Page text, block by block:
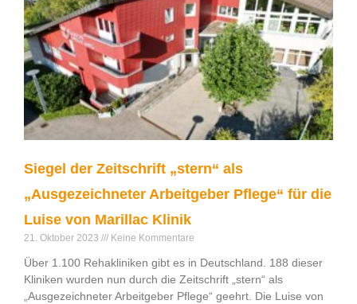
Siegel der Zeitschrift „stern“ als
„Ausgezeichneter Arbeitgeber Pflege“ für die
Luise von Marillac Klinik
21. Oktober 2023 Keine Kommentare
Über 1.100 Rehakliniken gibt es in Deutschland. 188 dieser
Kliniken wurden nun durch die Zeitschrift „stern“ als
„Ausgezeichneter Arbeitgeber Pflege“ geehrt. Die Luise von